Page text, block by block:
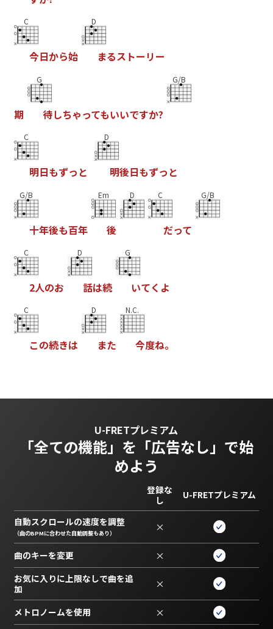
C
今日から始
D
まるス トー リー
期
G
待しちゃってもいいですか?
G/B
C
明日もずっ と
D
明後日もずっ と
G/B
十年後も百年
Em
後
D C
だって
G/B
C
2人のお
D
話は続
G
いてく よ
C
この続きは
D
また
N.C.
今度ね。
U-FRETプレミアム
「全ての機能」を 「広告なし」で始
めよう
登録な
し
U-FRETプレミアム
自動スクロールの速度を調整
（曲のBPMに合わせた自動調整もあり） ×
曲のキーを変更 ×
お気に入りに上限なしで曲を追
加
×
メトロノームを使用 ×